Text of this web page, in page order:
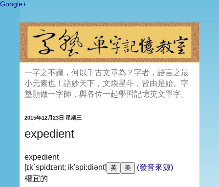
Google+
一字之不識，何以千古文章為？字者，語言之最
小元素也！語妙天下，文煥星斗，皆由是始。字
塾願做一字師，與各位一起學習記憶英文單字。
2015年12月23日 星期三
expedient
expedient
[ɪk`spidɪənt; ik'spi:diənt]
(發音來源)
權宜的